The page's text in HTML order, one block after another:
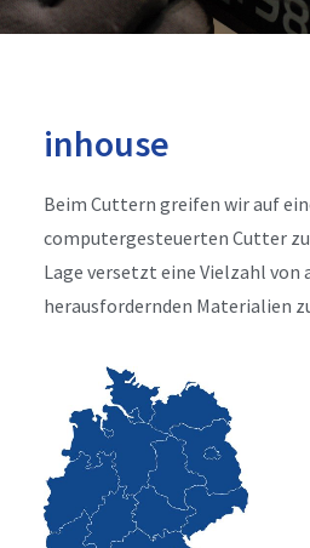
inhouse
Beim Cuttern greifen wir auf
computergesteuerten Cutter
Lage versetzt eine Vielzahl von
herausfordernden Materialien